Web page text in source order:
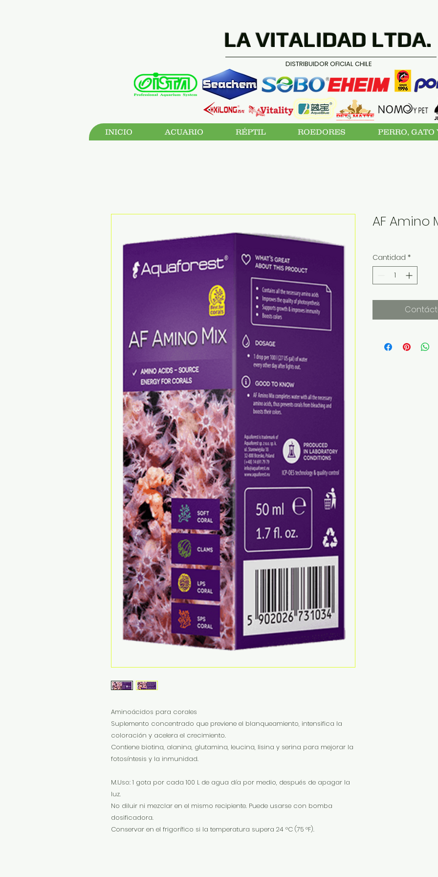
LA VITALIDAD LTDA.
DISTRIBUIDOR OFICIAL CHILE
INICIO ACUARIO RÉPTIL ROEDORES PERRO, GATO
Aminoácidos para corales
Suplemento concentrado que previene el blanqueamiento, intensifica la
coloración y acelera el crecimiento.
Contiene biotina, alanina, glutamina, leucina, lisina y serina para mejorar la
fotosíntesis y la inmunidad.
M.Uso: 1 gota por cada 100 L de agua día por medio, después de apagar la
luz.
No diluir ni mezclar en el mismo recipiente. Puede usarse con bomba
dosificadora.
Conservar en el frigorífico si la temperatura supera 24 °C (75 °F).
AF Amino
Cantidad *